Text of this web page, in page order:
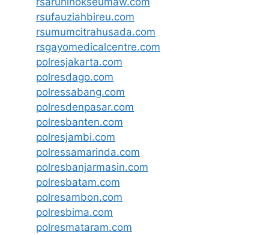
rsufauziahbireu.com
rsumumcitrahusada.com
rsgayomedicalcentre.com
polresjakarta.com
polresdago.com
polressabang.com
polresdenpasar.com
polresbanten.com
polresjambi.com
polressamarinda.com
polresbanjarmasin.com
polresbatam.com
polresambon.com
polresbima.com
polresmataram.com